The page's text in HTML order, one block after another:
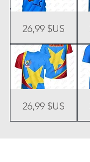
RDC
#03Prix
26,99 $US
RDC
#02Prix
26,99 $US